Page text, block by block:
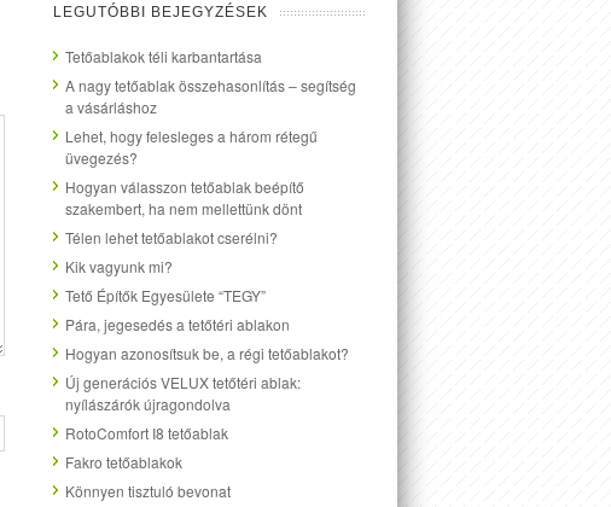
LEGUTÓBBI BEJEGYZÉSEK
Tetőablakok téli karbantartása
A nagy tetőablak összehasonlítás – segítség
a vásárláshoz
Lehet, hogy felesleges a három rétegű
üvegezés?
Hogyan válasszon tetőablak beépítő
szakembert, ha nem mellettünk dönt
Télen lehet tetőablakot cserélni?
Kik vagyunk mi?
Tető Építők Egyesülete “TEGY”
Pára, jegesedés a tetőtéri ablakon
Hogyan azonosítsuk be, a régi tetőablakot?
Új generációs VELUX tetőtéri ablak:
nyílászárók újragondolva
RotoComfort I8 tetőablak
Fakro tetőablakok
Könnyen tisztuló bevonat